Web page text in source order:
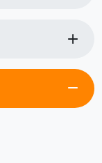
add
remove